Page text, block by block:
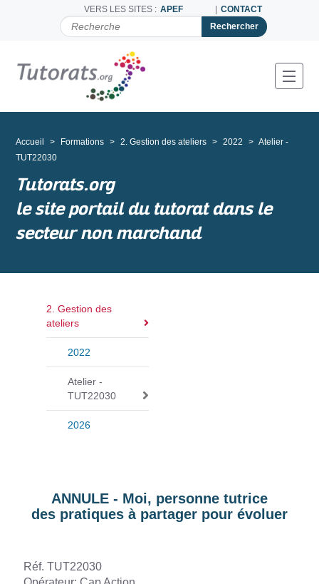
VERS LES SITES : APEF CONTACT
C
R
C
A
Accueil Formations 2. Gestion des ateliers 2022
Atelier -
TUT22030
Tutorats.org
le site portail du tutorat dans le
secteur non marchand
N
a
i
2. Gestion des
ateliers
2022
Atelier -
TUT22030
2026
ANNULE - Moi, personne tutrice
des pratiques à partager pour évoluer
Réf. TUT22030